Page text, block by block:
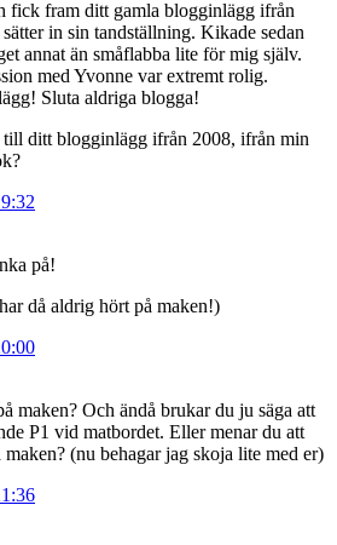
fick fram ditt gamla blogginlägg ifrån
in sin tandställning. Kikade sedan
annat än småflabba lite för mig själv.
med Yvonne var extremt rolig.
Sluta aldriga blogga!
till ditt blogginlägg ifrån 2008, ifrån min
på!
då aldrig hört på maken!)
maken? Och ändå brukar du ju säga att
P1 vid matbordet. Eller menar du att
(nu behagar jag skoja lite med er)